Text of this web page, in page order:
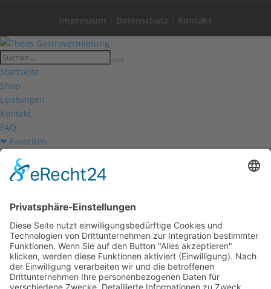
Impressum Datenschutz Kontakt
Startseite
Shop
Leistungen
Kontakt
FAQ
❤ Favoriten
Mein Konto
Betriebsferien
Wir befinden uns vom
19.12.2025 bis einschließlich 07.01.2026
in unseren Betriebsferien.